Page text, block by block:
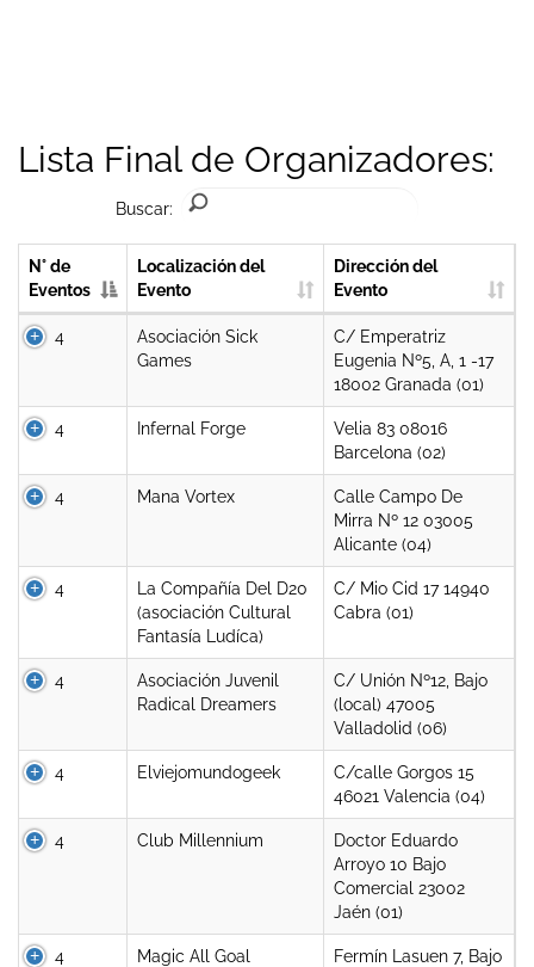
Lista Final de Organizadores:
Buscar:
N° de
Eventos
Localización del
Evento
Dirección del
Evento
4
Asociación Sick
Games
C/ Emperatriz
Eugenia Nº5, A, 1 -17
18002 Granada (01)
4 Infernal Forge
Velia 83 08016
Barcelona (02)
4 Mana Vortex
Calle Campo De
Mirra Nº 12 03005
Alicante (04)
4
La Compañía Del D20
(asociación Cultural
Fantasía Ludíca)
C/ Mio Cid 17 14940
Cabra (01)
4
Asociación Juvenil
Radical Dreamers
C/ Unión Nº12, Bajo
(local) 47005
Valladolid (06)
4 Elviejomundogeek
C/calle Gorgos 15
46021 Valencia (04)
4 Club Millennium
Doctor Eduardo
Arroyo 10 Bajo
Comercial 23002
Jaén (01)
4 Magic All Goal
Fermín Lasuen 7, Bajo